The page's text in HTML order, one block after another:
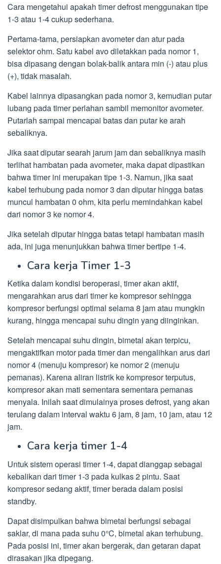
Cara mengetahui apakah timer defrost menggunakan tipe
1-3 atau 1-4 cukup sederhana.
Pertama-tama, persiapkan avometer dan atur pada
selektor ohm. Satu kabel avo diletakkan pada nomor 1,
bisa dipasang dengan bolak-balik antara min (-) atau plus
(+), tidak masalah.
Kabel lainnya dipasangkan pada nomor 3, kemudian putar
lubang pada timer perlahan sambil memonitor avometer.
Putarlah sampai mencapai batas dan putar ke arah
sebaliknya.
Jika saat diputar searah jarum jam dan sebaliknya masih
terlihat hambatan pada avometer, maka dapat dipastikan
bahwa timer ini merupakan tipe 1-3. Namun, jika saat
kabel terhubung pada nomor 3 dan diputar hingga batas
muncul hambatan 0 ohm, kita perlu memindahkan kabel
dari nomor 3 ke nomor 4.
Jika setelah diputar hingga batas tetapi hambatan masih
ada, ini juga menunjukkan bahwa timer bertipe 1-4.
Cara kerja Timer 1-3
Ketika dalam kondisi beroperasi, timer akan aktif,
mengarahkan arus dari timer ke kompresor sehingga
kompresor berfungsi optimal selama 8 jam atau mungkin
kurang, hingga mencapai suhu dingin yang diinginkan.
Setelah mencapai suhu dingin, bimetal akan terpicu,
mengaktifkan motor pada timer dan mengalihkan arus dari
nomor 4 (menuju kompresor) ke nomor 2 (menuju
pemanas). Karena aliran listrik ke kompresor terputus,
kompresor akan mati sementara sementara pemanas
menyala. Inilah saat dimulainya proses defrost, yang akan
terulang dalam interval waktu 6 jam, 8 jam, 10 jam, atau 12
jam.
Cara kerja timer 1-4
Untuk sistem operasi timer 1-4, dapat dianggap sebagai
kebalikan dari timer 1-3 pada kulkas 2 pintu. Saat
kompresor sedang aktif, timer berada dalam posisi
standby.
Dapat disimpulkan bahwa bimetal berfungsi sebagai
saklar, di mana pada suhu 0°C, bimetal akan terhubung.
Pada posisi ini, timer akan bergerak, dan getaran dapat
dirasakan jika dipegang.